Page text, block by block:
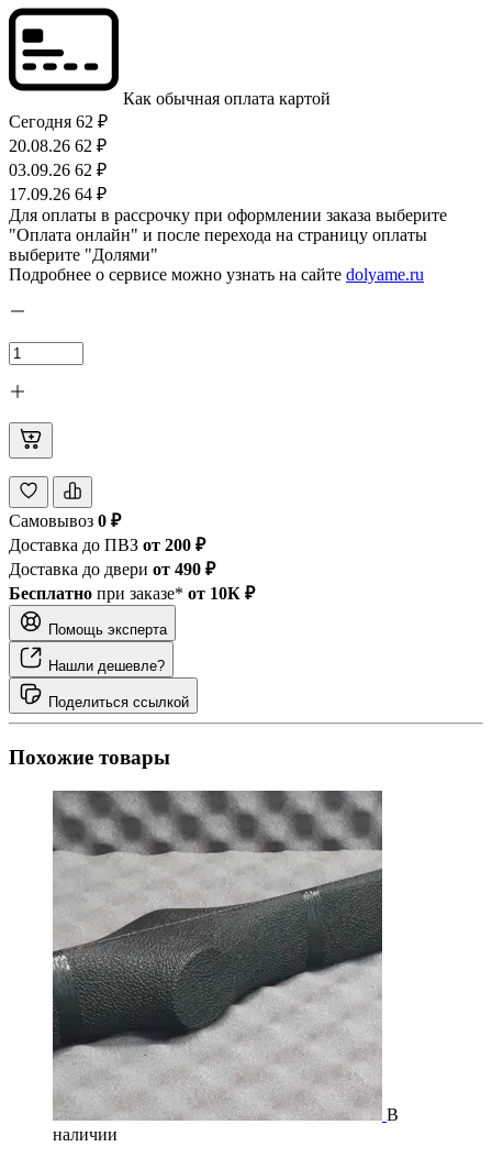
Как обычная оплата картой
Сегодня 62 ₽
20.08.26 62 ₽
03.09.26 62 ₽
17.09.26 64 ₽
Для оплаты в рассрочку при оформлении заказа выберите
"Оплата онлайн" и после перехода на страницу оплаты
выберите "Долями"
Подробнее о сервисе можно узнать на сайте dolyame.ru
Самовывоз 0 ₽
Доставка до ПВЗ от 200 ₽
Доставка до двери от 490 ₽
Бесплатно при заказе* от 10К ₽
Помощь эксперта
Нашли дешевле?
Поделиться ссылкой
Похожие товары
В
наличии